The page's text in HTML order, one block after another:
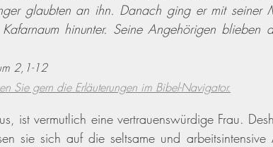
glaubten an ihn. Danach ging er mit seiner
hinunter. Seine Angehörigen blieben
2,1-12
Sie gern die Erläuterungen im Bibel-Navigator.
ist vermutlich eine vertrauenswürdige Frau.
sie sich auf die seltsame und arbeitsintensive